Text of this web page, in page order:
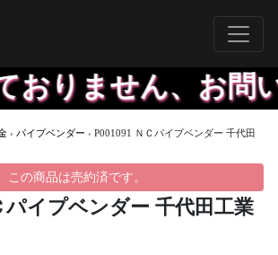
せん、お問い合
› パイプベンダー › P001091 ＮＣパイプベンダー 千代田
この商品は売約済です。
パイプベンダー 千代田工業